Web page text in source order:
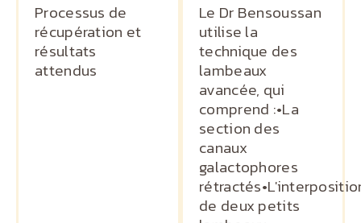
Processus de
récupération et
résultats
attendus
Le Dr Bensoussan
utilise la
technique des
lambeaux
avancée, qui
comprend :•La
section des
canaux
galactophores
de deux petits